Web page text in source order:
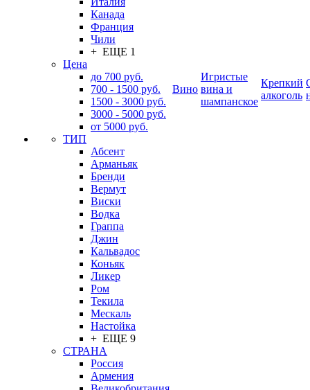
Канада
Франция
Чили
+ ЕЩЕ 1
Цена
до 700 руб.
700 - 1500 руб.
1500 - 3000 руб.
3000 - 5000 руб.
от 5000 руб.
ТИП
Абсент
Арманьяк
Бренди
Вермут
Виски
Водка
Граппа
Джин
Кальвадос
Коньяк
Ликер
Ром
Текила
Мескаль
Настойка
+ ЕЩЕ 9
СТРАНА
Россия
Армения
Вино
Игристые
вина и
шампанское
Крепкий
алкоголь